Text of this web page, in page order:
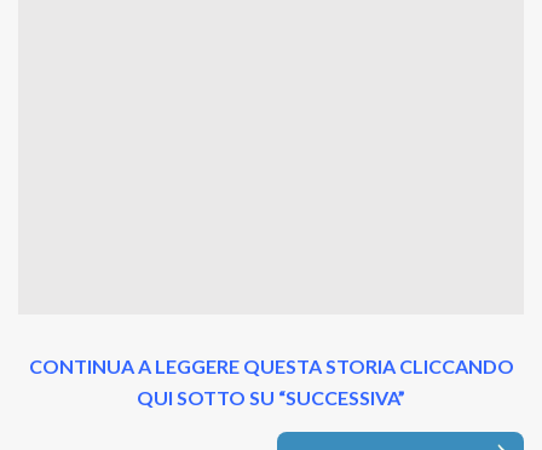
CONTINUA A LEGGERE QUESTA STORIA CLICCANDO
QUI SOTTO SU “SUCCESSIVA”